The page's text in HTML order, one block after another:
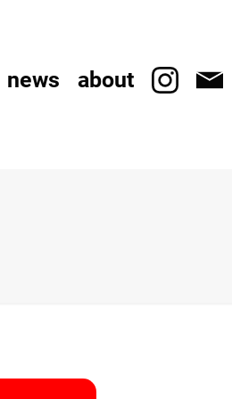
news about